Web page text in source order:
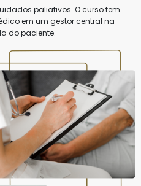
paliativos. O curso tem
em um gestor central na
do paciente.